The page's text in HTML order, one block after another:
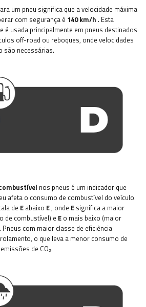
um pneu significa que a velocidade máxima
com segurança é 140 km/h . Esta
é usada principalmente em pneus destinados
off-road ou reboques, onde velocidades
são necessárias.
nos pneus é um indicador que
afeta o consumo de combustível do veículo.
de E abaixo E , onde E significa a maior
de combustível) e E o mais baixo (maior
com maior classe de eficiência
o que leva a menor consumo de
de CO₂.